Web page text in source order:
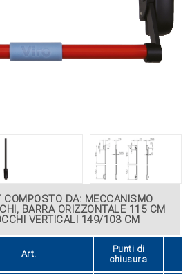
COMPOSTO DA: MECCANISMO
BARRA ORIZZONTALE 115 CM
VERTICALI 149/103 CM
Art.
Punti di
chiusura